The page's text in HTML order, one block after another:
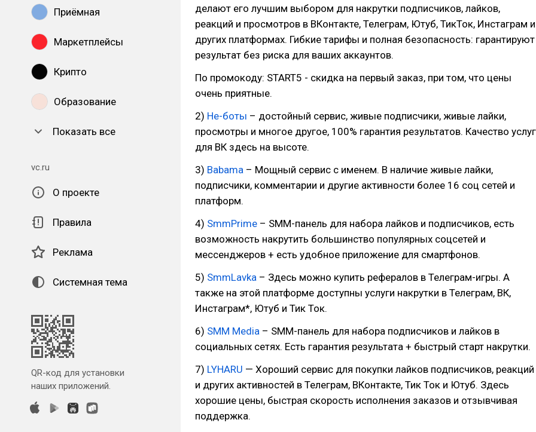
Приёмная
Маркетплейсы
Крипто
Образование
Показать все
vc.ru
О проекте
Правила
Реклама
Системная тема
QR-код для установки
наших приложений.
делают его лучшим выбором для накрутки подписчиков, лайков,
реакций и просмотров в ВКонтакте, Телеграм, Ютуб, ТикТок, Инстаграм и
других платформах. Гибкие тарифы и полная безопасность: гарантируют
результат без риска для ваших аккаунтов.
По промокоду: START5 - скидка на первый заказ, при том, что цены
очень приятные.
2) Не-боты – достойный сервис, живые подписчики, живые лайки,
просмотры и многое другое, 100% гарантия результатов. Качество услуг
для ВК здесь на высоте.
3) Babama – Мощный сервис с именем. В наличие живые лайки,
подписчики, комментарии и другие активности более 16 соц сетей и
платформ.
4) SmmPrime – SMM-панель для набора лайков и подписчиков, есть
возможность накрутить большинство популярных соцсетей и
мессенджеров + есть удобное приложение для смартфонов.
5) SmmLavka – Здесь можно купить рефералов в Телеграм-игры. А
также на этой платформе доступны услуги накрутки в Телеграм, ВК,
Инстаграм*, Ютуб и Тик Ток.
6) SMM Media – SMM-панель для набора подписчиков и лайков в
социальных сетях. Есть гарантия результата + быстрый старт накрутки.
7) LYHARU — Хороший сервис для покупки лайков подписчиков, реакций
и других активностей в Телеграм, ВКонтакте, Тик Ток и Ютуб. Здесь
хорошие цены, быстрая скорость исполнения заказов и отзывчивая
поддержка.